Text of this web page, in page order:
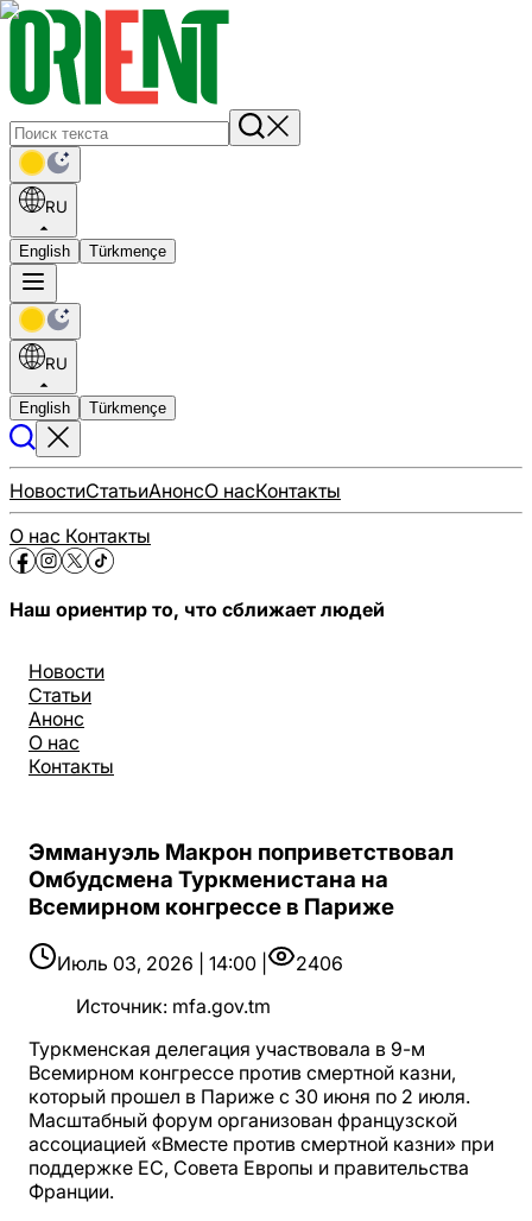
RU
English Türkmençe
RU
English Türkmençe
НовостиСтатьиАнонсО насКонтакты
О нас Контакты
Наш ориентир то, что сближает людей
Новости
Статьи
Анонс
О нас
Контакты
Эммануэль Макрон поприветствовал
Омбудсмена Туркменистана на
Всемирном конгрессе в Париже
Июль 03, 2026 | 14:00 |
2406
Источник: mfa.gov.tm
Туркменская делегация участвовала в 9-м
Всемирном конгрессе против смертной казни,
который прошел в Париже с 30 июня по 2 июля.
Масштабный форум организован французской
ассоциацией «Вместе против смертной казни» при
поддержке ЕC, Совета Европы и правительства
Франции.